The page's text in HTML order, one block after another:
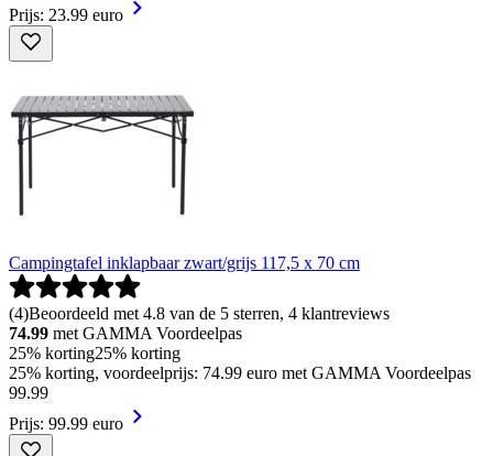
Prijs: 23.99 euro
Campingtafel inklapbaar zwart/grijs 117,5 x 70 cm
(4)Beoordeeld met 4.8 van de 5 sterren, 4 klantreviews
74.99 met GAMMA Voordeelpas
25% korting25% korting
25% korting, voordeelprijs: 74.99 euro met GAMMA Voordeelpas
99.99
Prijs: 99.99 euro